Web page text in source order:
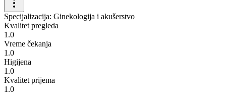
Specijalizacija: Ginekologija i akušerstvo
Kvalitet pregleda
1.0
Vreme čekanja
1.0
Higijena
1.0
Kvalitet prijema
1.0